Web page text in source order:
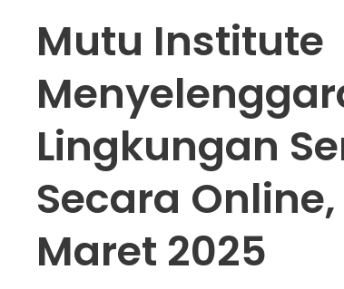
Mutu Institute
Lingkungan
Secara Online,
Maret 2025